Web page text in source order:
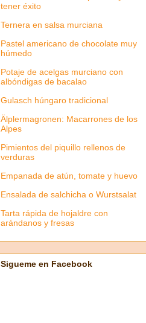
tener éxito
Ternera en salsa murciana
Pastel americano de chocolate muy
húmedo
Potaje de acelgas murciano con
albóndigas de bacalao
Gulasch húngaro tradicional
Älplermagronen: Macarrones de los
Alpes
Pimientos del piquillo rellenos de
verduras
Empanada de atún, tomate y huevo
Ensalada de salchicha o Wurstsalat
Tarta rápida de hojaldre con
arándanos y fresas
Sigueme en Facebook